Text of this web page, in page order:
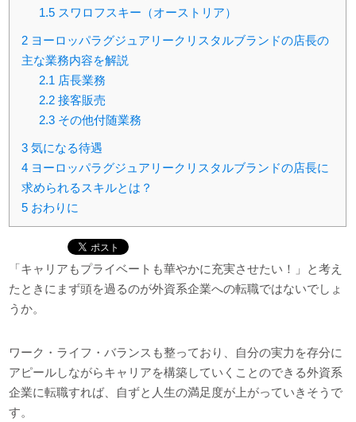
1.5 スワロフスキー（オーストリア）
2 ヨーロッパラグジュアリークリスタルブランドの店長の
主な業務内容を解説
2.1 店長業務
2.2 接客販売
2.3 その他付随業務
3 気になる待遇
4 ヨーロッパラグジュアリークリスタルブランドの店長に
求められるスキルとは？
5 おわりに
「キャリアもプライベートも華やかに充実させたい！」と考え
たときにまず頭を過るのが外資系企業への転職ではないでしょ
うか。
ワーク・ライフ・バランスも整っており、自分の実力を存分に
アピールしながらキャリアを構築していくことのできる外資系
企業に転職すれば、自ずと人生の満足度が上がっていきそうで
す。